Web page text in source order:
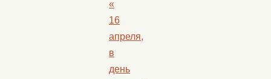
«
16
апреля,
в
день